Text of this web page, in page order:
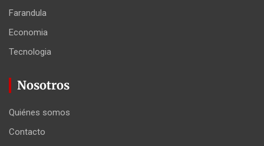
Farandula
Economia
Tecnologia
Nosotros
Quiénes somos
Contacto